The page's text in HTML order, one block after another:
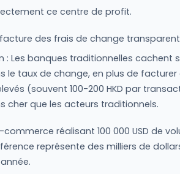
ce centre de profit.
des frais de change
: Les banques traditionnelles cachent
le taux de change, en plus de
(souvent 100-200 HKD par
cher que les acteurs traditionnels.
commerce réalisant 100 000 USD de
représente des milliers de